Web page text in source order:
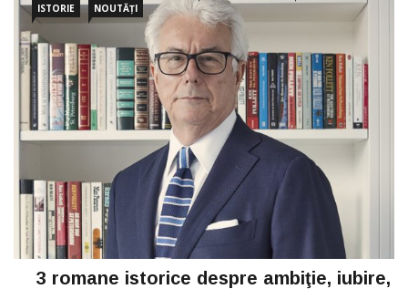
ISTORIE
NOUTĂȚI
3 romane istorice despre ambiţie, iubire,